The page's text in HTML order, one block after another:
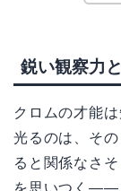
鋭い観察力
クロムの才能
光るのは、そ
ると関係なさ
を思いつく——